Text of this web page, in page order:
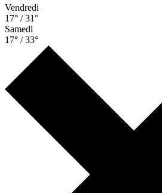
Vendredi
17° / 31°
Samedi
17° / 33°